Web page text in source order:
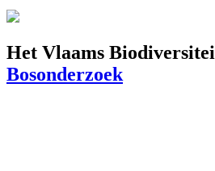
Het Vlaams
Bosonderzoek